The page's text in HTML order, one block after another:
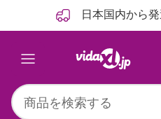
日本国内から